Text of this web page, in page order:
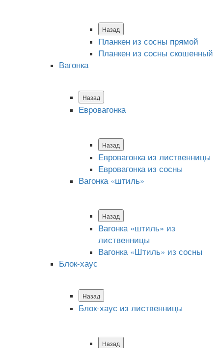
Назад
Планкен из сосны прямой
Планкен из сосны скошенный
Вагонка
Назад
Евровагонка
Назад
Евровагонка из лиственницы
Евровагонка из сосны
Вагонка «штиль»
Назад
Вагонка «штиль» из
лиственницы
Вагонка «Штиль» из сосны
Блок-хаус
Назад
Блок-хаус из лиственницы
Назад